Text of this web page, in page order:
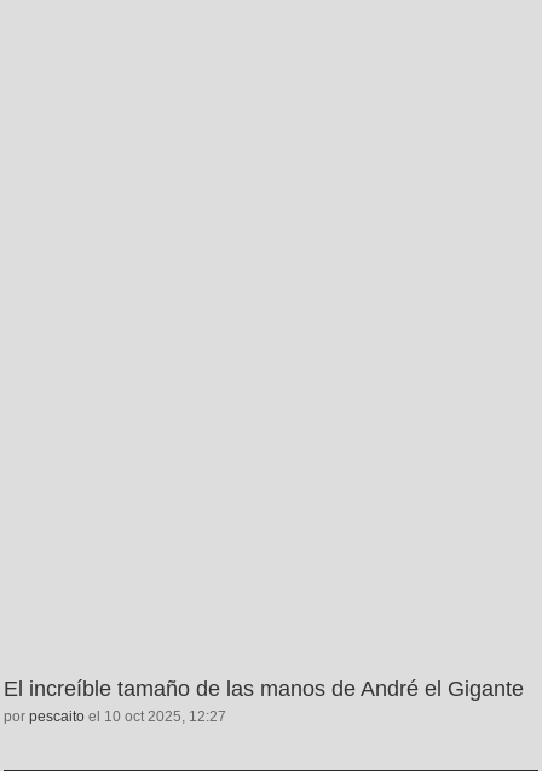
El increíble tamaño de las manos de André el Gigante
por pescaito el 10 oct 2025, 12:27